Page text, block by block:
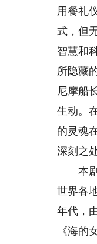
用餐礼
式，但
智慧和
所隐藏
尼摩船
生动。
的灵魂
深刻之
本剧
世界各
年代，
《海的